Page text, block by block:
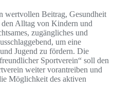
wertvollen Beitrag, Gesundheit
Alltag von Kindern und
zugängliches und
um eine
Jugend zu fördern. Die
Sportverein“ soll den
weiter vorantreiben und
Möglichkeit des aktiven